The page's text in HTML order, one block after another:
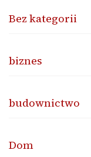
Bez kategorii
biznes
budownictwo
Dom